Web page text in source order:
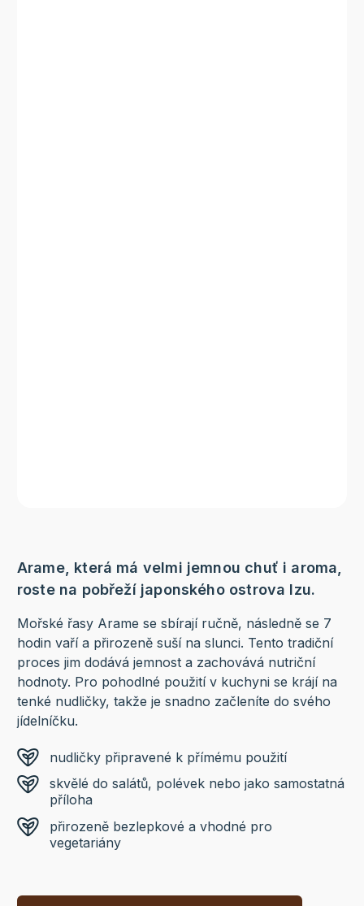
Arame, která má velmi jemnou chuť i aroma,
roste na pobřeží japonského ostrova Izu.
Mořské řasy Arame se sbírají ručně, následně se 7
hodin vaří a přirozeně suší na slunci. Tento tradiční
proces jim dodává jemnost a zachovává nutriční
hodnoty. Pro pohodlné použití v kuchyni se krájí na
tenké nudličky, takže je snadno začleníte do svého
jídelníčku.
nudličky připravené k přímému použití
skvělé do salátů, polévek nebo jako samostatná
příloha
přirozeně bezlepkové a vhodné pro
vegetariány